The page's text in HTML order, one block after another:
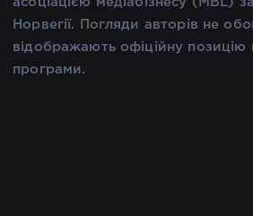
Норвегії. Погляди авторів не
відображають офіційну позицію
програми.